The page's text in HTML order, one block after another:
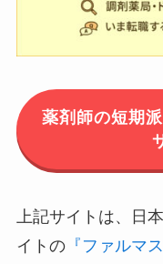
薬剤師の短期
上記サイトは、日
イトの『ファルマス